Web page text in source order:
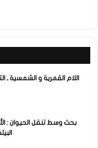
اللام القمرية و الشمسية ـ
بحث وسط تنقل الحيوان :